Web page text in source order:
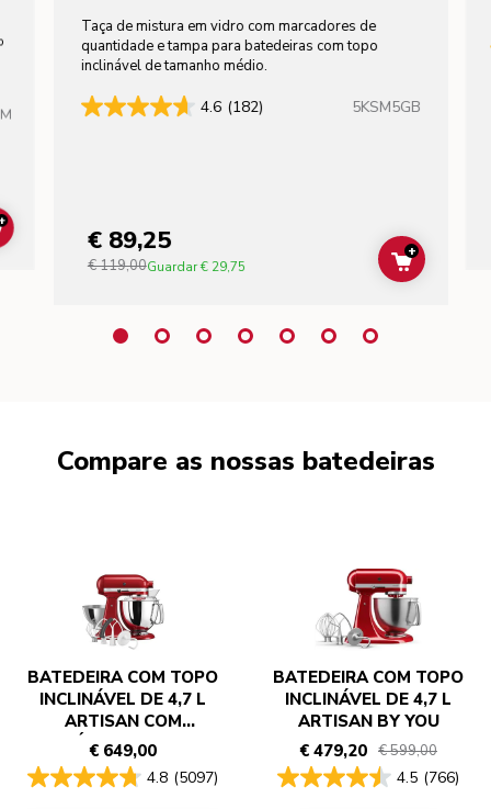
ADD TO CART
Taça de mistura em vidro com marcadores de
quantidade e tampa para batedeiras com topo
inclinável de tamanho médio.
4.6 (182) 5KSM5GB
€ 89,25
€ 119,00Guardar€ 29,75 ADD TO
+
Compare as nossas batedeiras
BATEDEIRA COM TOPO
INCLINÁVEL DE 4,7 L
ARTISAN COM
ACESSÓRIOS ADICIONAIS
€ 649,00
4.8 (5097)
BATEDEIRA COM TOPO
INCLINÁVEL DE 4,7 L
ARTISAN BY YOU
€ 479,20 € 599,00
4.5 (766)